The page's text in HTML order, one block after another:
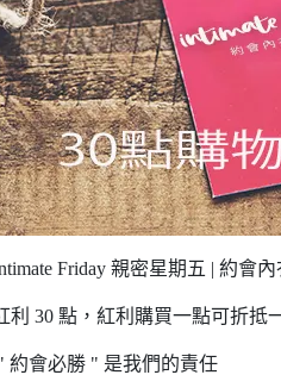
Friday 親密星期五 | 約會
利 30 點，紅利購買一點可折抵
約會必勝 " 是我們的責任